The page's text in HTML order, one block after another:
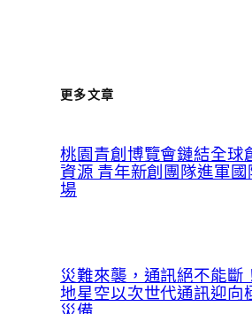
更多文章
桃園青創博覽會鏈結全球
資源 青年新創團隊進軍國
場
災難來襲，通訊絕不能斷
地星空以次世代通訊迎向